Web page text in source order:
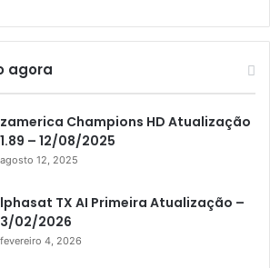
K10 Urus
K20 Huracan
K30 Aventador
Beats
Champions
Champions IPTV
agora
Champions HD Atualização
– 12/08/2025
agosto 12, 2025
TX AI Primeira Atualização –
02/2026
fevereiro 4, 2026